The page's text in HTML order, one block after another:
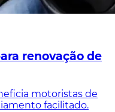
renovação de
motoristas de
facilitado.